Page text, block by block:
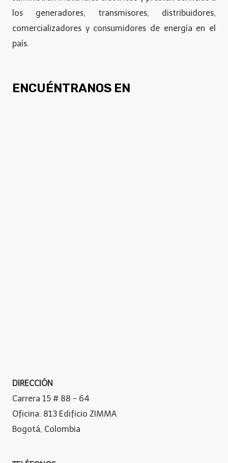
los generadores, transmisores, distribuidores,
comercializadores y consumidores de energía en el
país.
ENCUÉNTRANOS EN
DIRECCIÓN
Carrera 15 # 88 - 64
Oficina. 813 Edificio ZIMMA
Bogotá, Colombia